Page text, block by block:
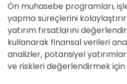
Ön muhasebe programları,
yapma süreçlerini
yatırım fırsatlarını
kullanarak finansal verileri
analizler, potansiyel
ve riskleri değerlendirmek